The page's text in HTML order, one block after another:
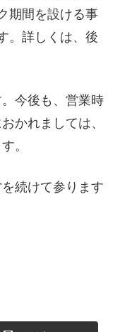
期間を設ける事
。詳しくは、後
今後も、営業時
かれましては、
。
続けて参ります